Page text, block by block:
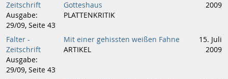
Zeitschrift
Ausgabe:
29/09, Seite 43
Gotteshaus
PLATTENKRITIK
2009
Falter -
Zeitschrift
Ausgabe:
29/09, Seite 43
Mit einer gehissten weißen Fahne
ARTIKEL
15. Juli
2009